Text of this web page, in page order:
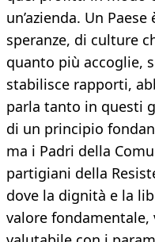
un’azienda. Un
speranze, di culture
quanto più accoglie,
stabilisce rapporti,
parla tanto in questi
di un principio
ma i Padri della
partigiani della
dove la dignità e la
valore